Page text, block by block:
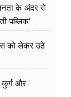
के अंदर से
पब्लिक'
को लेकर उठे
और